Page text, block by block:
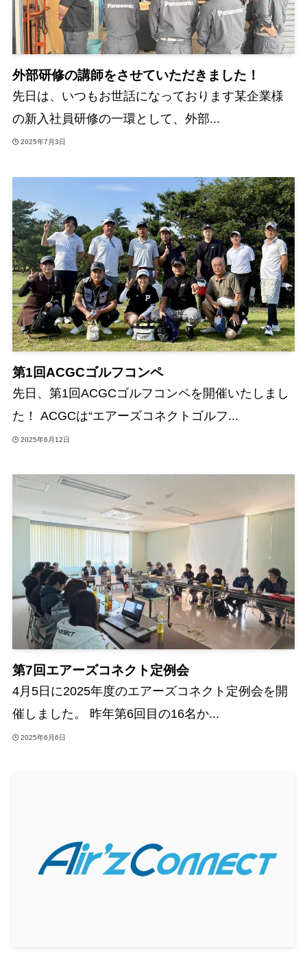
外部研修の講師をさせていただきました！
先日は、いつもお世話になっております某企業様
の新入社員研修の一環として、外部...
2025年7月3日
第1回ACGCゴルフコンペ
先日、第1回ACGCゴルフコンペを開催いたしまし
た！ ACGCは“エアーズコネクトゴルフ...
2025年6月12日
第7回エアーズコネクト定例会
4月5日に2025年度のエアーズコネクト定例会を開
催しました。 昨年第6回目の16名か...
2025年6月6日